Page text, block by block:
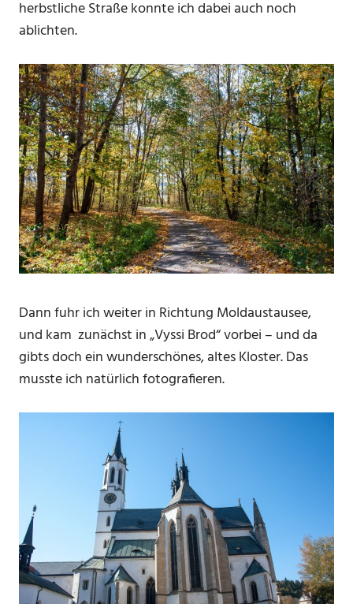
herbstliche Straße konnte ich dabei auch noch
ablichten.
Dann fuhr ich weiter in Richtung Moldaustausee,
und kam zunächst in „Vyssi Brod“ vorbei – und da
gibts doch ein wunderschönes, altes Kloster. Das
musste ich natürlich fotografieren.